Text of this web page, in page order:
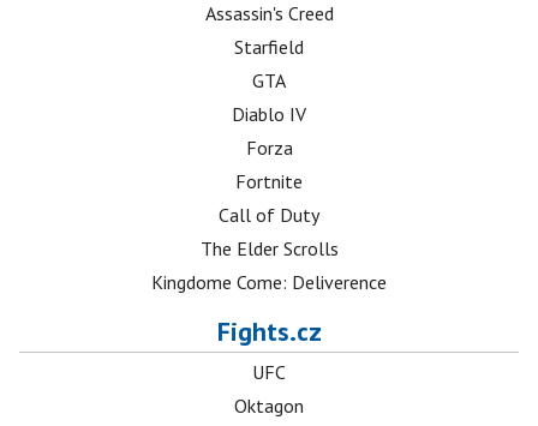
Assassin's Creed
Starfield
GTA
Diablo IV
Forza
Fortnite
Call of Duty
The Elder Scrolls
Kingdome Come: Deliverence
Fights.cz
UFC
Oktagon